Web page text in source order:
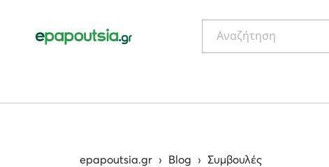
Αναζήτηση
epapoutsia.gr › Blog › Συμβουλές